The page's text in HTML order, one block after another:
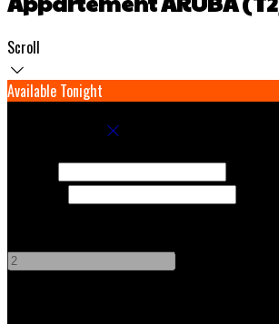
Scroll
Available Tonight